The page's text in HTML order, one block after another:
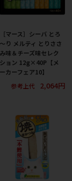
［マース］シーバ とろ
～り メルティ とりささ
み味＆チーズ味セレク
ション 12g×40P【メ
ーカーフェア10】
参考上代
2,064円